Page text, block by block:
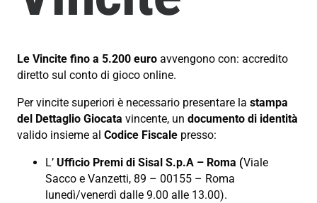
Le Vincite fino a 5.200 euro avvengono con: accredito
diretto sul conto di gioco online.
Per vincite superiori è necessario presentare la stampa
del Dettaglio Giocata vincente, un documento di identità
valido insieme al Codice Fiscale presso:
L’ Ufficio Premi di Sisal S.p.A – Roma (Viale
Sacco e Vanzetti, 89 – 00155 – Roma
lunedì/venerdì dalle 9.00 alle 13.00).